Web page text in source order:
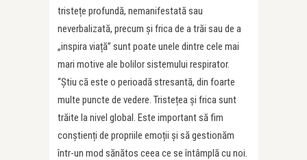
tristețe profundă, nemanifestată sau
neverbalizată, precum și frica de a trăi sau de a
„inspira viață” sunt poate unele dintre cele mai
mari motive ale bolilor sistemului respirator.
“Știu că este o perioadă stresantă, din foarte
multe puncte de vedere. Tristețea și frica sunt
trăite la nivel global. Este important să fim
conștienți de propriile emoții și să gestionăm
într-un mod sănătos ceea ce se întâmplă cu noi.